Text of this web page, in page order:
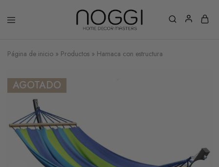
Página de inicio » Productos » Hamaca con estructura
AGOTADO